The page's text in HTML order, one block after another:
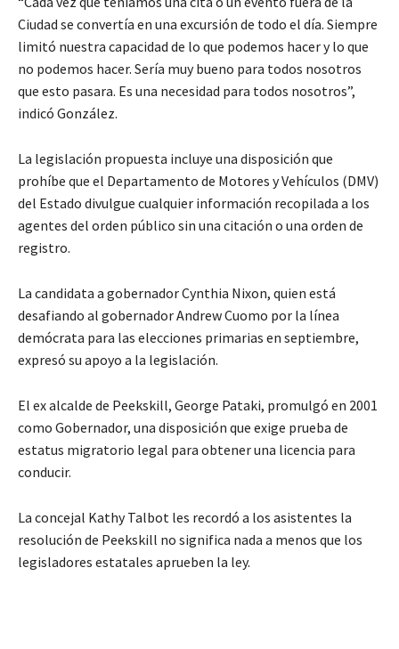
Ciudad se convertía en una excursión de todo el día. Siempre
limitó nuestra capacidad de lo que podemos hacer y lo que
no podemos hacer. Sería muy bueno para todos nosotros
que esto pasara. Es una necesidad para todos nosotros”,
indicó González.
La legislación propuesta incluye una disposición que
prohíbe que el Departamento de Motores y Vehículos (DMV)
del Estado divulgue cualquier información recopilada a los
agentes del orden público sin una citación o una orden de
registro.
La candidata a gobernador Cynthia Nixon, quien está
desafiando al gobernador Andrew Cuomo por la línea
demócrata para las elecciones primarias en septiembre,
expresó su apoyo a la legislación.
El ex alcalde de Peekskill, George Pataki, promulgó en 2001
como Gobernador, una disposición que exige prueba de
estatus migratorio legal para obtener una licencia para
conducir.
La concejal Kathy Talbot les recordó a los asistentes la
resolución de Peekskill no significa nada a menos que los
legisladores estatales aprueben la ley.